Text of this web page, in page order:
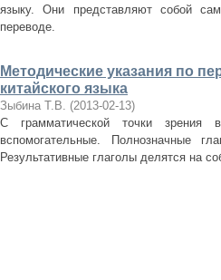
языку. Они представляют собой
переводе.
Методические указания по
китайского языка
Зыбина Т.В. (2013-02-13)
С грамматической точки зрения
вспомогательные. Полнозначные
Результативные глаголы делятся на